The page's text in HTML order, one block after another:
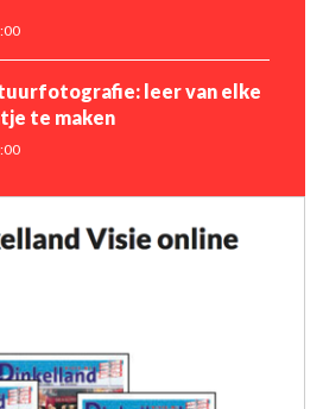
leer van elke
te maken